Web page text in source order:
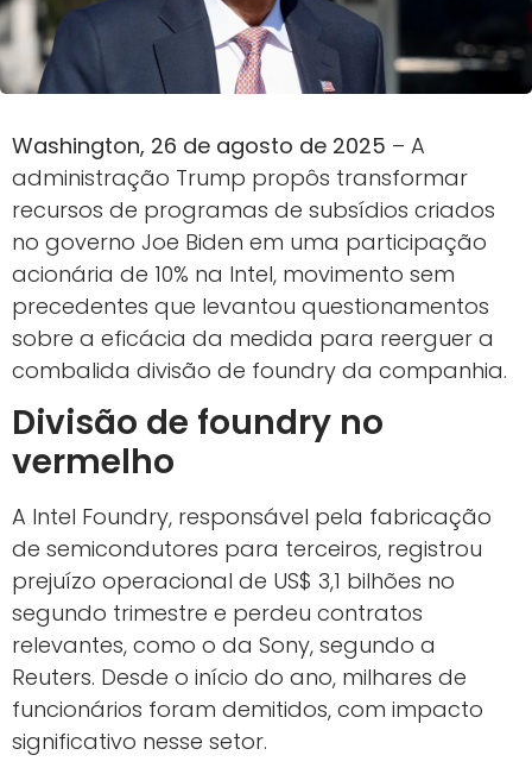
Washington, 26 de agosto de 2025 – A
administração Trump propôs transformar
recursos de programas de subsídios criados
no governo Joe Biden em uma participação
acionária de 10% na Intel, movimento sem
precedentes que levantou questionamentos
sobre a eficácia da medida para reerguer a
combalida divisão de foundry da companhia.
Divisão de foundry no
vermelho
A Intel Foundry, responsável pela fabricação
de semicondutores para terceiros, registrou
prejuízo operacional de US$ 3,1 bilhões no
segundo trimestre e perdeu contratos
relevantes, como o da Sony, segundo a
Reuters. Desde o início do ano, milhares de
funcionários foram demitidos, com impacto
significativo nesse setor.